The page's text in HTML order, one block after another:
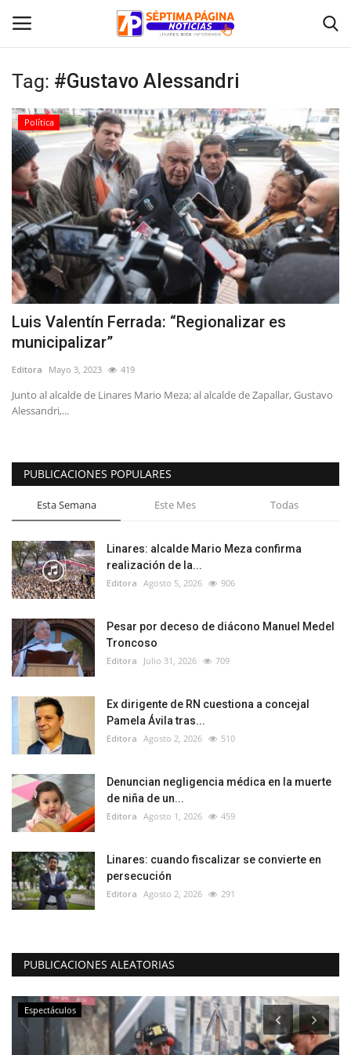
Inicio
Crónica
Policial
Tribunales
Deporte
Política
Espectáculos
Tag: #Gustavo Alessandri
Política
Luis Valentín Ferrada: “Regionalizar es
municipalizar”
Editora Mayo 3, 2023 419
Junto al alcalde de Linares Mario Meza; al alcalde de Zapallar, Gustavo
Alessandri,...
PUBLICACIONES POPULARES
Esta Semana Este Mes Todas
Linares: alcalde Mario Meza confirma
realización de la...
Editora Agosto 5, 2026 906
Pesar por deceso de diácono Manuel Medel
Troncoso
Editora Julio 31, 2026 709
Ex dirigente de RN cuestiona a concejal
Pamela Ávila tras...
Editora Agosto 2, 2026 510
Denuncian negligencia médica en la muerte
de niña de un...
Editora Agosto 1, 2026 459
Linares: cuando fiscalizar se convierte en
persecución
Editora Agosto 2, 2026 291
PUBLICACIONES ALEATORIAS
Espectáculos